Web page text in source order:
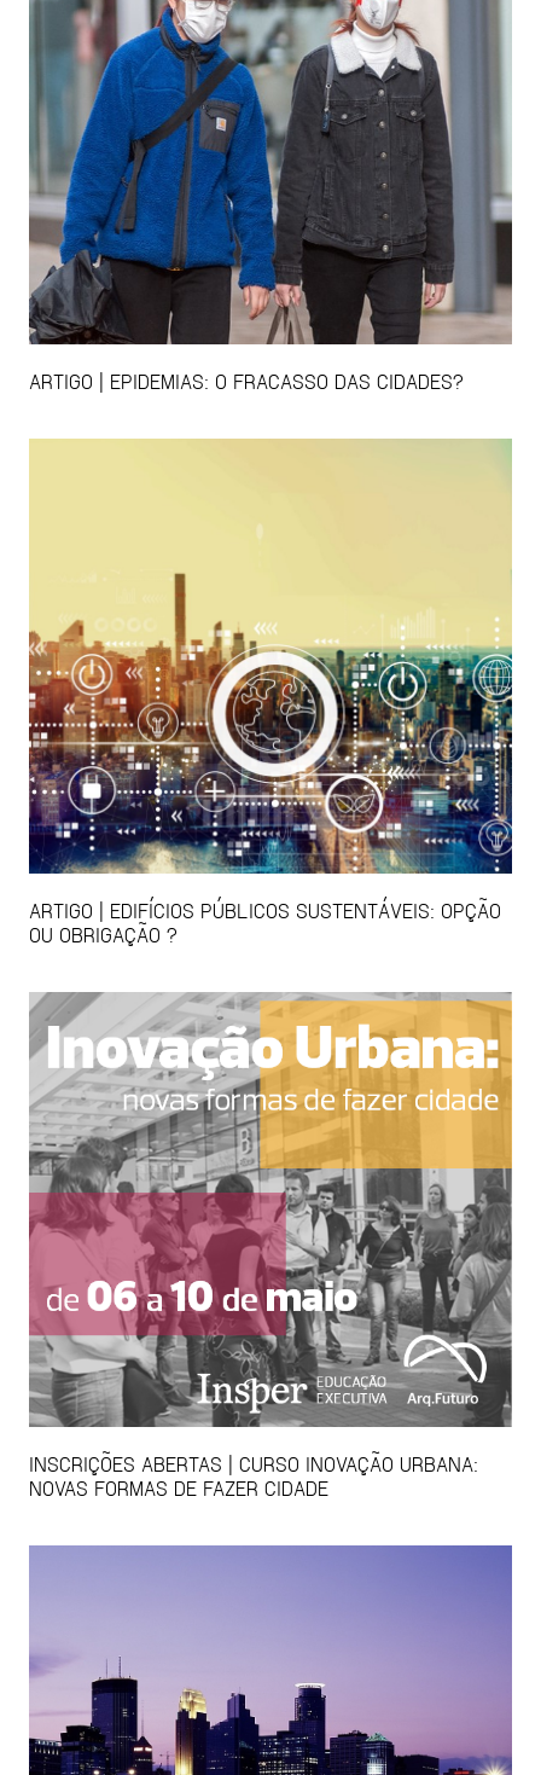
ARTIGO | EPIDEMIAS: O FRACASSO DAS CIDADES?
ARTIGO | EDIFÍCIOS PÚBLICOS SUSTENTÁVEIS: OPÇÃO
OU OBRIGAÇÃO ?
INSCRIÇÕES ABERTAS | CURSO INOVAÇÃO URBANA:
NOVAS FORMAS DE FAZER CIDADE